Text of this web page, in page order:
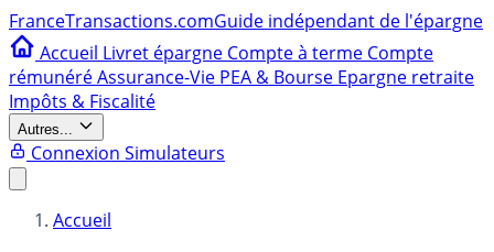
FranceTransactions.comGuide indépendant de l'épargne
Accueil Livret épargne Compte à terme Compte
rémunéréAssurance-Vie PEA & Bourse Epargne retraite
Impôts & Fiscalité
Autres...
Connexion Simulateurs
Accueil